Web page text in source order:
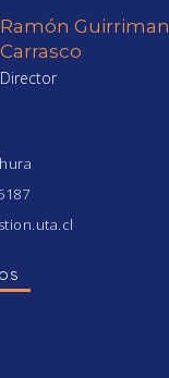
Ramón Guirriman
Carrasco
Director